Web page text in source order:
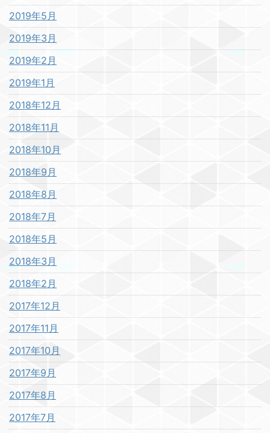
2019年5月
2019年3月
2019年2月
2019年1月
2018年12月
2018年11月
2018年10月
2018年9月
2018年8月
2018年7月
2018年5月
2018年3月
2018年2月
2017年12月
2017年11月
2017年10月
2017年9月
2017年8月
2017年7月